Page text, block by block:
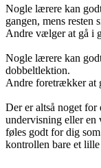
Nogle lærere kan
gangen, mens resten
Andre vælger at gå i
Nogle lærere kan
dobbeltlektion.
Andre foretrækker at
Der er altså noget for
undervisning eller en
føles godt for dig
kontrollen bare et